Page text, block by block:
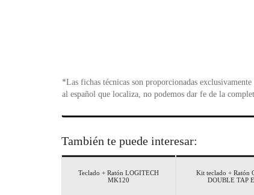
*Las fichas técnicas son proporcionadas
al español que localiza, no podemos dar fe de la
También te puede interesar:
Teclado + Ratón LOGITECH
MK120
Kit teclado + Ratón
DOUBLE TAP